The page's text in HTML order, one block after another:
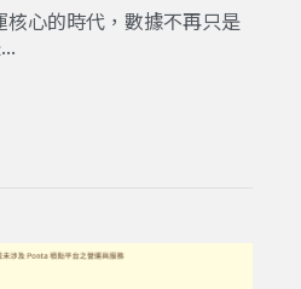
核心的時代，數據不再只是